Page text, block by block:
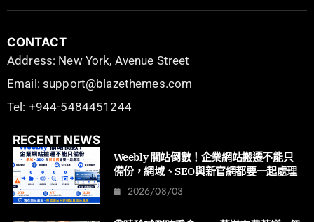
CONTACT
Address: New York, Avenue Street
Email: support@blazethemes.com
Tel: +944-5484451244
RECENT NEWS
Weebly 關站倒數！企業網站搬遷不能只
備份，網域、SEO與新官網都要一起處理
2026/08/03